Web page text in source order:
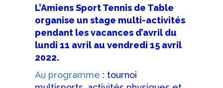
L’Amiens Sport Tennis de Table
organise un stage multi-activités
pendant les vacances d’avril du
lundi 11 avril au vendredi 15 avril
2022.
Au programme : tournoi